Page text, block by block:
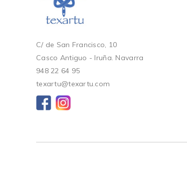
C/ de San Francisco, 10
Casco Antiguo - Iruña. Navarra
948 22 64 95
texartu@texartu.com